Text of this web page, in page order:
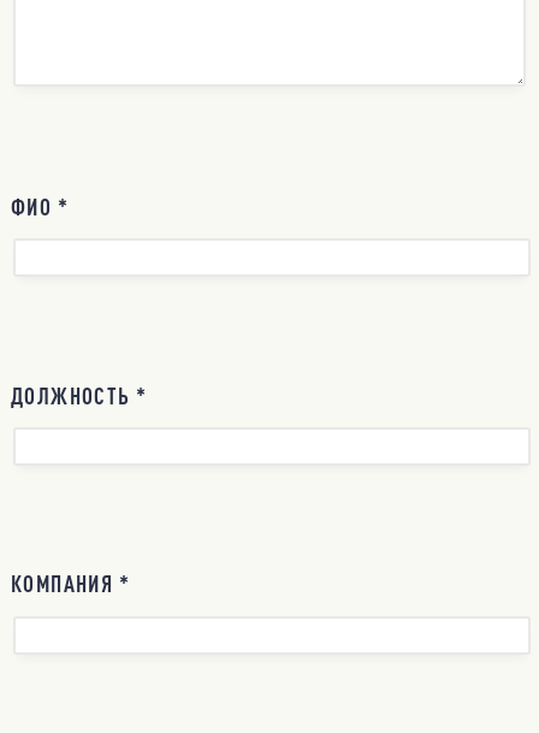
ФИО *
ДОЛЖНОСТЬ *
КОМПАНИЯ *